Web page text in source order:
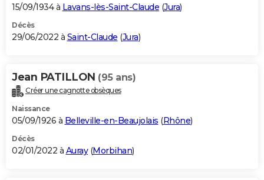
15/09/1934 à Lavans-lès-Saint-Claude (Jura)
Décès
29/06/2022 à Saint-Claude (Jura)
Jean PATILLON (95 ans)
Créer une cagnotte obsèques
Naissance
05/09/1926 à Belleville-en-Beaujolais (Rhône)
Décès
02/01/2022 à Auray(Morbihan)